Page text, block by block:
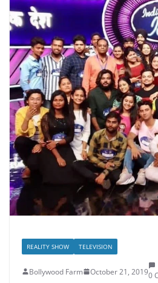
REALITY SHOW TELEVISION
Bollywood Farm October 21, 20190